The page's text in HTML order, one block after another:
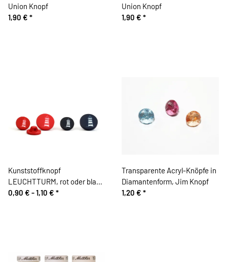
Union Knopf
1,90 € *
Union Knopf
1,90 € *
Kunststoffknopf
LEUCHTTURM, rot oder blau,
Union Knopf
0,90 € -1,10 € *
Transparente Acryl-Knöpfe in
Diamantenform, Jim Knopf
1,20 € *